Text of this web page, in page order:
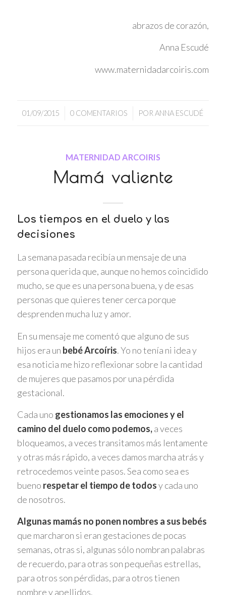
abrazos de corazón,
Anna Escudé
www.maternidadarcoiris.com
01/09/2015
/ 0 COMENTARIOS
/ PORANNA ESCUDÉ
MATERNIDAD ARCOIRIS
Mamá valiente
Los tiempos en el duelo y las
decisiones
La semana pasada recibía un mensaje de una
persona querida que, aunque no hemos coincidido
mucho, se que es una persona buena, y de esas
personas que quieres tener cerca porque
desprenden mucha luz y amor.
En su mensaje me comentó que alguno de sus
hijos era un bebé Arcoíris. Yo no tenía ni idea y
esa noticia me hizo reflexionar sobre la cantidad
de mujeres que pasamos por una pérdida
gestacional.
Cada uno gestionamos las emociones y el
camino del duelo como podemos,a veces
bloqueamos, a veces transitamos más lentamente
y otras más rápido, a veces damos marcha atrás y
retrocedemos veinte pasos. Sea como sea es
bueno respetar el tiempo de todosy cada uno
de nosotros.
Algunas mamás no ponen nombres a sus bebés
que marcharon si eran gestaciones de pocas
semanas, otras si, algunas sólo nombran palabras
de recuerdo, para otras son pequeñas estrellas,
para otros son pérdidas, para otros tienen
nombre y apellidos.